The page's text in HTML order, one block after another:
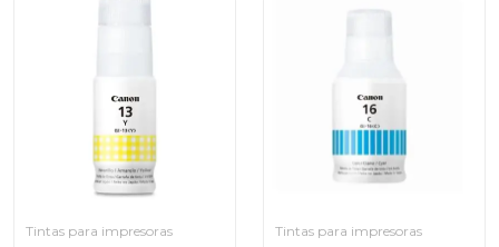
Tintas para impresoras Tintas para impresoras